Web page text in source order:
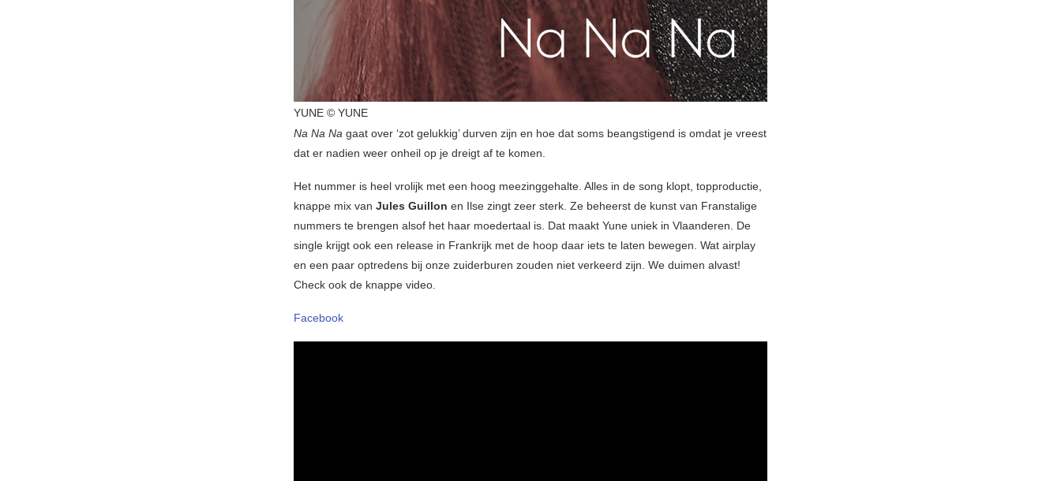
YUNE © YUNE
Na Na Na gaat over ‘zot gelukkig’ durven zijn en hoe dat soms beangstigend is omdat je vreest
dat er nadien weer onheil op je dreigt af te komen.
Het nummer is heel vrolijk met een hoog meezinggehalte. Alles in de song klopt, topproductie,
knappe mix van Jules Guillon en Ilse zingt zeer sterk. Ze beheerst de kunst van Franstalige
nummers te brengen alsof het haar moedertaal is. Dat maakt Yune uniek in Vlaanderen. De
single krijgt ook een release in Frankrijk met de hoop daar iets te laten bewegen. Wat airplay
en een paar optredens bij onze zuiderburen zouden niet verkeerd zijn. We duimen alvast!
Check ook de knappe video.
Facebook